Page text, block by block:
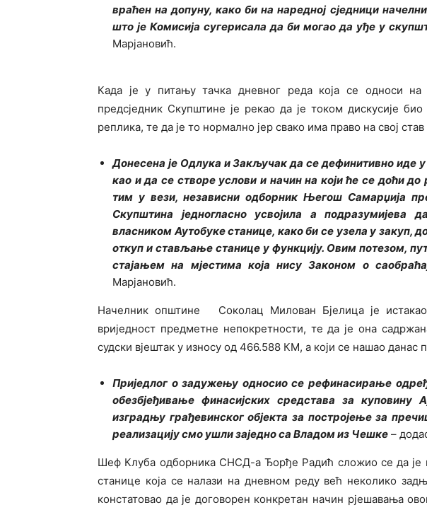
враћен на допуну, како би на наредној сједници
што је Комисија сугерисала да би могао да уђе у
Марјановић.
Када је у питању тачка дневног реда која се односи на
предсједник Скупштине је рекао да је током дискусије
реплика, те да је то нормално јер свако има право на свој
Донесена је Одлука и Закључак да се дефинитивно иде
као и да се створе услови и начин на који ће се доћи
тим у вези, независни одборник Његош Самарџија
Скупштина једногласно усвојила а
власником Аутобуке станице, како би се узела у закуп,
откуп и стављање станице у функцију. Овим потезом,
стајањем на мјестима која нису Законом о
Марјановић.
Начелник општине Соколац Милован Бјелица је
вриједност предметне непокретности, те да је она
судски вјештак у износу од 466.588 КМ, а који се нашао данас
Приједлог о задужењу односио се рефинасирање
обезбјеђивање финасијских средстава за куповину
изградњу грађевинског објекта за постројење за
реализацију смо ушли заједно са Владом из Чешке –
Шеф Клуба одборника СНСД-а Ђорђе Радић сложио се да је
станице која се налази на дневном реду већ неколико
констатовао да је договорен конкретан начин рјешавања